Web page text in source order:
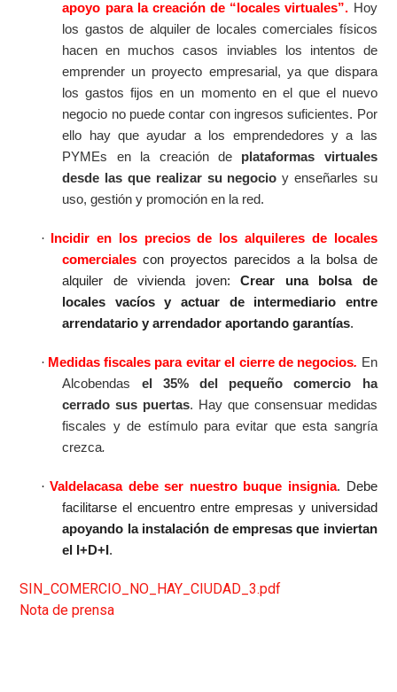
apoyo para la creación de “locales virtuales”. Hoy
los gastos de alquiler de locales comerciales físicos
hacen en muchos casos inviables los intentos de
emprender un proyecto empresarial, ya que dispara
los gastos fijos en un momento en el que el nuevo
negocio no puede contar con ingresos suficientes. Por
ello hay que ayudar a los emprendedores y a las
PYMEs en la creación de plataformas virtuales
desde las que realizar su negocio y enseñarles su
uso, gestión y promoción en la red.
·
Incidir en los precios de los alquileres de locales
comerciales con proyectos parecidos a la bolsa de
alquiler de vivienda joven:Crear una bolsa de
locales vacíos y actuar de intermediario entre
arrendatario y arrendador aportando garantías.
· Medidas fiscales para evitar el cierre de negocios. En
Alcobendas el 35% del pequeño comercio ha
cerrado sus puertas. Hay que consensuar medidas
fiscales y de estímulo para evitar que esta sangría
crezca.
· Valdelacasa debe ser nuestro buque insignia. Debe
facilitarse el encuentro entre empresas y universidad
apoyando la instalación de empresas que inviertan
el I+D+I .
SIN_COMERCIO_NO_HAY_CIUDAD_3.pdf
Nota de prensa